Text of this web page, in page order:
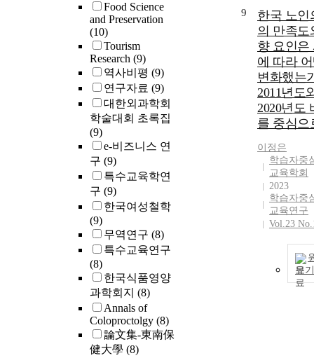
Food Science
and Preservation
(10)
Tourism
Research (9)
역사비평 (9)
연구자료 (9)
대한외과학회
학술대회 초록집
(9)
e-비즈니스 연
구 (9)
특수교육학연
구 (9)
한국여성철학
(9)
무역연구 (8)
특수교육연구
(8)
한국식품영양
과학회지 (8)
Annals of
Coloproctolgy (8)
論文集-東南保
健大學 (8)
and inorganic
materials
hydraulic
conductivity
bed-soils.
bottom ash,
inorganic
more Ks of
than coco
organic
However,
an
increased less
coco peat.
hydraulic
conductivity
soil mixed
0.02 m h-1)
9
한국 노인
의 만족도
향 요인은
에 따라
변화했는
2011년도
2020년도
를 중심으
이정은
학습자중
교육학회
2023
학습자중
교육연구
Vol.23
보기